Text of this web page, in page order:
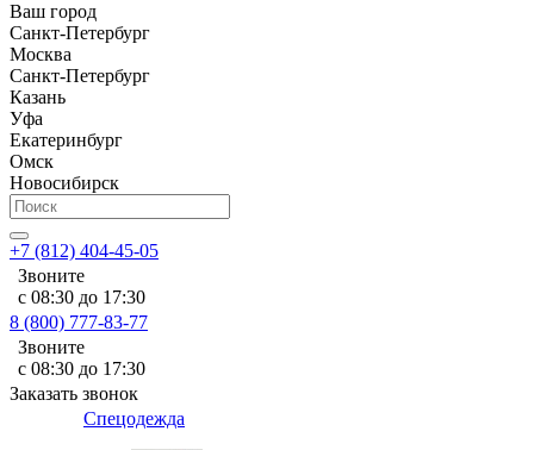
Ваш город
Санкт-Петербург
Москва
Санкт-Петербург
Казань
Уфа
Екатеринбург
Омск
Новосибирск
+7 (812) 404-45-05
Звоните
с 08:30 до 17:30
8 (800) 777-83-77
Звоните
с 08:30 до 17:30
Заказать звонок
Спецодежда